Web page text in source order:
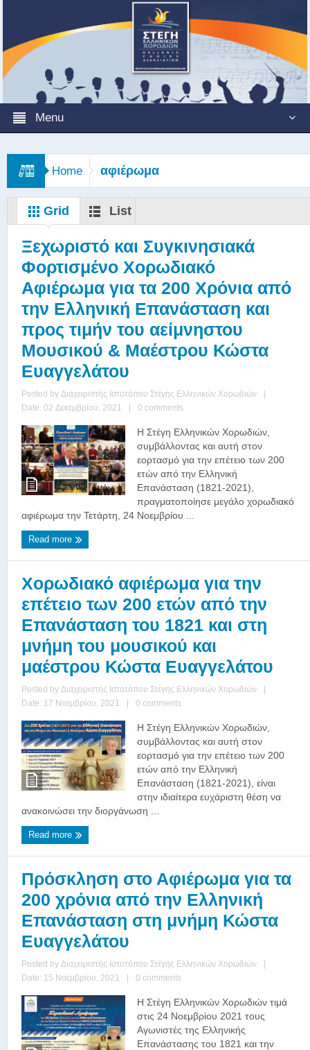
Menu
Home αφιέρωμα
Grid List
Ξεχωριστό και Συγκινησιακά
Φορτισμένο Χορωδιακό
Αφιέρωμα για τα 200 Χρόνια από
την Ελληνική Επανάσταση και
προς τιμήν του αείμνηστου
Μουσικού & Μαέστρου Κώστα
Ευαγγελάτου
Posted by Διαχειριστής Ιστοτόπου Στέγης Ελληνικών Χορωδιών
|
Date: 02 Δεκεμβρίου, 2021
| 0 comments
Η Στέγη Ελληνικών Χορωδιών,
συμβάλλοντας και αυτή στον
εορτασμό για την επέτειο των 200
ετών από την Ελληνική
Επανάσταση (1821-2021),
πραγματοποίησε μεγάλο χορωδιακό
αφιέρωμα την Τετάρτη, 24 Νοεμβρίου ...
Read more
Χορωδιακό αφιέρωμα για την
επέτειο των 200 ετών από την
Επανάσταση του 1821 και στη
μνήμη του μουσικού και
μαέστρου Κώστα Ευαγγελάτου
Posted by Διαχειριστής Ιστοτόπου Στέγης Ελληνικών Χορωδιών
|
Date: 17 Νοεμβρίου, 2021
| 0 comments
Η Στέγη Ελληνικών Χορωδιών,
συμβάλλοντας και αυτή στον
εορτασμό για την επέτειο των 200
ετών από την Ελληνική
Επανάσταση (1821-2021), είναι
στην ιδιαίτερα ευχάριστη θέση να
ανακοινώσει την διοργάνωση ...
Read more
Πρόσκληση στο Αφιέρωμα για τα
200 χρόνια από την Ελληνική
Επανάσταση στη μνήμη Κώστα
Ευαγγελάτου
Posted by Διαχειριστής Ιστοτόπου Στέγης Ελληνικών Χορωδιών
|
Date: 15 Νοεμβρίου, 2021
| 0 comments
Η Στέγη Ελληνικών Χορωδιών τιμά
στις 24 Νοεμβρίου 2021 τους
Αγωνιστές της Ελληνικής
Επανάστασης του 1821 και την